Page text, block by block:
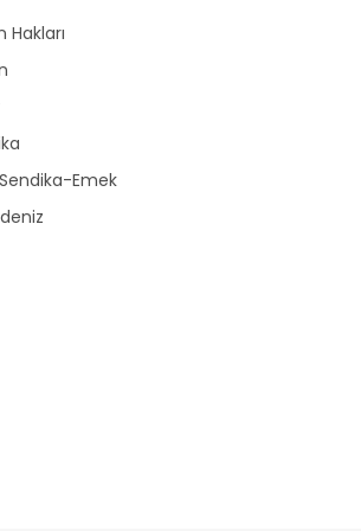
Hakları
Emek